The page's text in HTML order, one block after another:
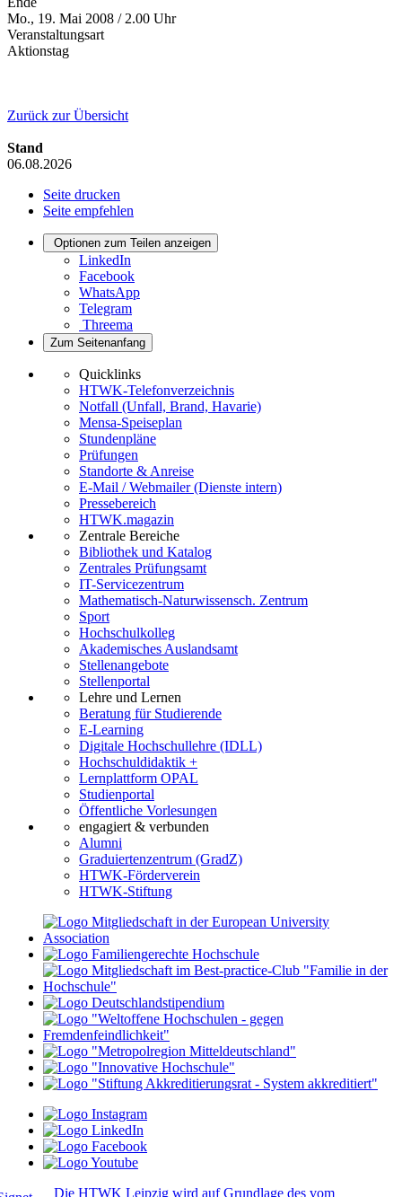
Mo., 19. Mai 2008 / 2.00 Uhr
Veranstaltungsart
Aktionstag
Zurück zur Übersicht
Stand
06.08.2026
Seite drucken
Seite empfehlen
Optionen zum Teilen anzeigen
LinkedIn
Facebook
WhatsApp
Telegram
Threema
Zum Seitenanfang
Quicklinks
HTWK-Telefonverzeichnis
Notfall (Unfall, Brand, Havarie)
Mensa-Speiseplan
Stundenpläne
Prüfungen
Standorte & Anreise
E-Mail / Webmailer (Dienste intern)
Pressebereich
HTWK.magazin
Zentrale Bereiche
Bibliothek und Katalog
Zentrales Prüfungsamt
IT-Servicezentrum
Mathematisch-Naturwissensch. Zentrum
Sport
Hochschulkolleg
Akademisches Auslandsamt
Stellenangebote
Stellenportal
Lehre und Lernen
Beratung für Studierende
E-Learning
Digitale Hochschullehre (IDLL)
Hochschuldidaktik +
Lernplattform OPAL
Studienportal
Öffentliche Vorlesungen
engagiert & verbunden
Alumni
Graduiertenzentrum (GradZ)
HTWK-Förderverein
HTWK-Stiftung
Die HTWK Leipzig wird auf Grundlage des vom